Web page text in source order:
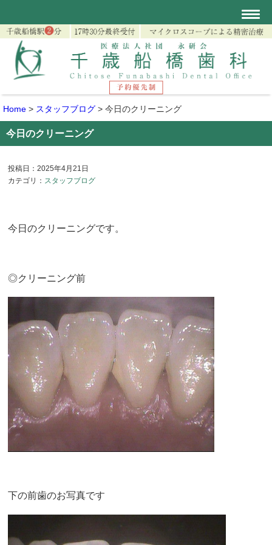
Home > スタッフブログ > 今日のクリーニング
今日のクリーニング
投稿日：2025年4月21日
カテゴリ： スタッフブログ
今日のクリーニングです。
◎クリーニング前
下の前歯のお写真です